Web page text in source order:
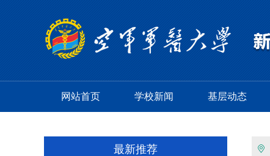
网站首页 学校新闻 基层动态
最新推荐